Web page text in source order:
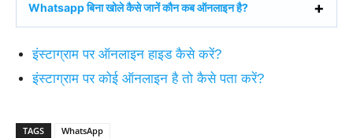
Whatsapp बिना खोले कैसे जानें कौन कब ऑनलाइन है?
इंस्टाग्राम पर ऑनलाइन हाइड कैसे करें?
इंस्टाग्राम पर कोई ऑनलाइन है तो कैसे पता करें?
TAGS WhatsApp